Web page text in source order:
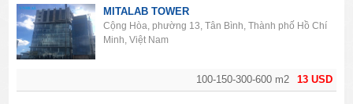
13 USD
100-150-300-600 m2
MITALAB TOWER
Cộng Hòa, phường 13, Tân Bình, Thành phố Hồ Chí
Minh, Việt Nam